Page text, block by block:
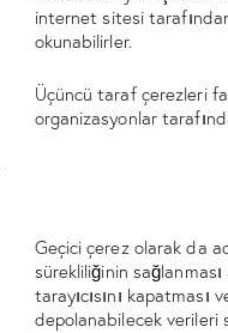
internet sitesi
okunabilirler.
Üçüncü taraf çerezleri
organizasyonlar
Geçici çerez olarak da
sürekliliğinin sağlanması
tarayıcısını
depolanabilecek verileri